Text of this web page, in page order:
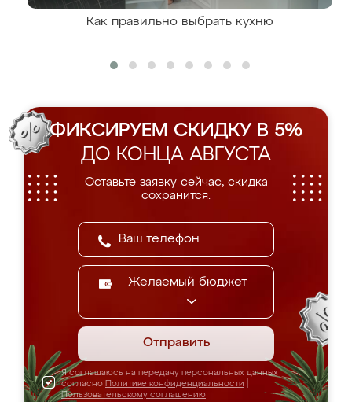
Как правильно выбрать кухню
ФИКСИРУЕМ СКИДКУ В 5%
ДО КОНЦА АВГУСТА
Оставьте заявку сейчас, скидка
сохранится.
Желаемый бюджет
Отправить
Я соглашаюсь на передачу персональных данных
согласно Политике конфиденциальности
Пользовательскому соглашению